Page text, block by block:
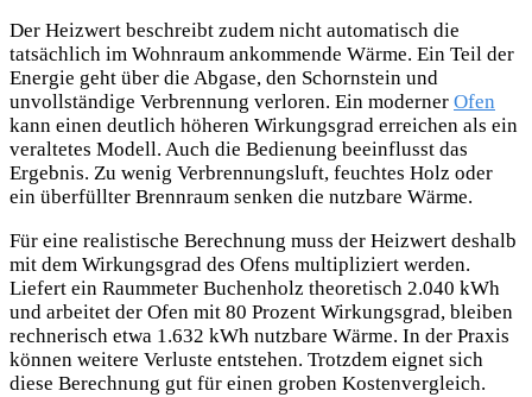
Der Heizwert beschreibt zudem nicht automatisch die
tatsächlich im Wohnraum ankommende Wärme. Ein Teil der
Energie geht über die Abgase, den Schornstein und
unvollständige Verbrennung verloren. Ein moderner Ofen
kann einen deutlich höheren Wirkungsgrad erreichen als ein
veraltetes Modell. Auch die Bedienung beeinflusst das
Ergebnis. Zu wenig Verbrennungsluft, feuchtes Holz oder
ein überfüllter Brennraum senken die nutzbare Wärme.
Für eine realistische Berechnung muss der Heizwert deshalb
mit dem Wirkungsgrad des Ofens multipliziert werden.
Liefert ein Raummeter Buchenholz theoretisch 2.040 kWh
und arbeitet der Ofen mit 80 Prozent Wirkungsgrad, bleiben
rechnerisch etwa 1.632 kWh nutzbare Wärme. In der Praxis
können weitere Verluste entstehen. Trotzdem eignet sich
diese Berechnung gut für einen groben Kostenvergleich.